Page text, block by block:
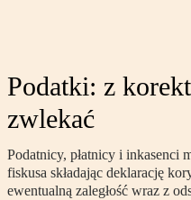
Podatki: z
zwlekać
Podatnicy, płatnicy i inkasenci
fiskusa składając deklarację
ewentualną zaległość wraz z